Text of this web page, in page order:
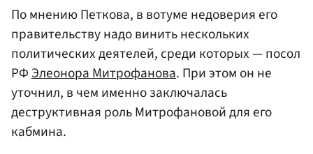
По мнению Петкова, в вотуме недоверия его
правительству надо винить нескольких
политических деятелей, среди которых — посол
РФЭлеонора Митрофанова. При этом он не
уточнил, в чем именно заключалась
деструктивная роль Митрофановой для его
кабмина.